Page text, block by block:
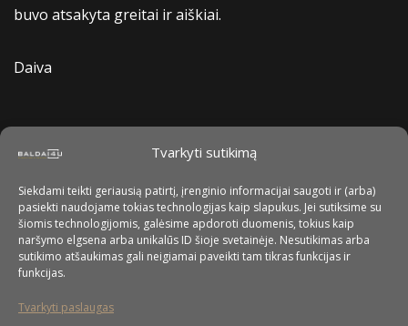
Tvarkyti sutikimą
Siekdami teikti geriausią patirtį, įrenginio informacijai saugoti ir (arba)
pasiekti naudojame tokias technologijas kaip slapukus. Jei sutiksime su
šiomis technologijomis, galėsime apdoroti duomenis, tokius kaip
naršymo elgsena arba unikalūs ID šioje svetainėje. Nesutikimas arba
sutikimo atšaukimas gali neigiamai paveikti tam tikras funkcijas ir
funkcijas.
Tvarkyti paslaugas
buvo atsakyta greitai ir aiškiai.
Daiva